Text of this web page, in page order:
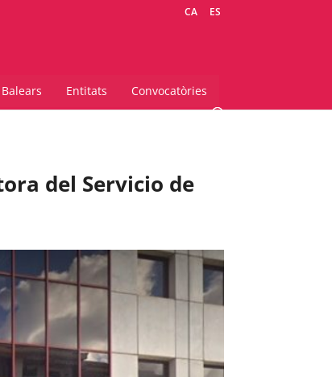
CA ES
Balears Entitats Convocatòries
del Servicio de